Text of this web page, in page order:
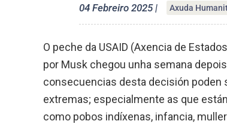
04 Febreiro 2025 | Axuda
O peche da USAID (Axencia de
por Musk chegou unha semana
consecuencias desta decisión poden
extremas; especialmente as que
como pobos indíxenas, infancia,